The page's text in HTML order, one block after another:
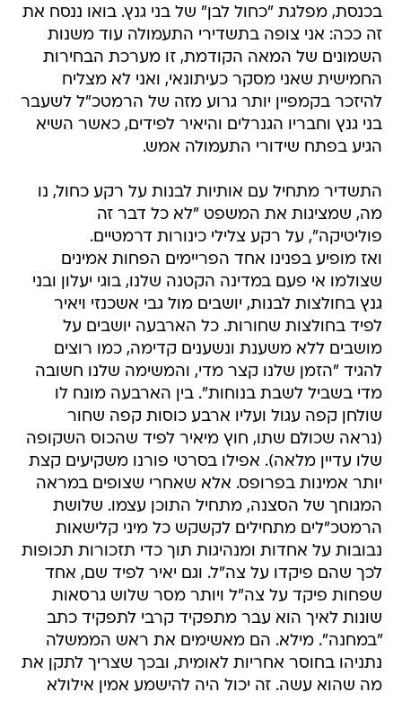
בכנסת, מפלגת "כחול לבן" של בני גנץ. בואו ננסח את
זה ככה: אני צופה בתשדירי התעמולה עוד משנות
השמונים של המאה הקודמת, זו מערכת הבחירות
החמישית שאני מסקר כעיתונאי, ואני לא מצליח
להיזכר בקמפיין יותר גרוע מזה של הרמטכ"ל לשעבר
בני גנץ וחבריו הגנרלים והיאיר לפידים, כאשר השיא
הגיע בפתח שידורי התעמולה אמש.
התשדיר מתחיל עם אותיות לבנות על רקע כחול, נו
מה, שמציגות את המשפט "לא כל דבר זה
פוליטיקה", על רקע צלילי כינורות דרמטיים.
ואז מופיע בפנינו אחד הפריימים הפחות אמינים
שצולמו אי פעם במדינה הקטנה שלנו, בוגי יעלון ובני
גנץ בחולצות לבנות, יושבים מול גבי אשכנזי ויאיר
לפיד בחולצות שחורות. כל הארבעה יושבים על
מושבים ללא משענת ונשענים קדימה, כמו רוצים
להגיד "הזמן שלנו קצר מדי, והמשימה שלנו חשובה
מדי בשביל לשבת בנוחות". בין הארבעה מונח לו
שולחן קפה עגול ועליו ארבע כוסות קפה שחור
(נראה שכולם שתו, חוץ מיאיר לפיד שהכוס השקופה
שלו עדיין מלאה). אפילו בסרטי פורנו משקיעים קצת
יותר אמינות בפרופס. אלא שאחרי שצופים במראה
המגוחך של הסצנה, מתחיל התוכן עצמו. שלושת
הרמטכ"לים מתחילים לקשקש כל מיני קלישאות
נבובות על אחדות ומנהיגות תוך כדי תזכורות תכופות
לכך שהם פיקדו על צה"ל. וגם יאיר לפיד שם, אחד
שפחות פיקד על צה"ל ויותר מסר שלוש גרסאות
שונות לאיך הוא עבר מתפקיד קרבי לתפקיד כתב
"במחנה". מילא. הם מאשימים את ראש הממשלה
נתניהו בחוסר אחריות לאומית, ובכך שצריך לתקן את
מה שהוא עשה. זה יכול היה להישמע אמין אילולא